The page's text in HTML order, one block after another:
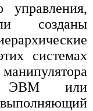
управления,
созданы
системах
ЭВМ или